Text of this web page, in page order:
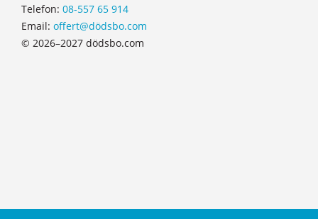
Telefon: 08-557 65 914
Email: offert@dödsbo.com
© 2026–2027 dödsbo.com